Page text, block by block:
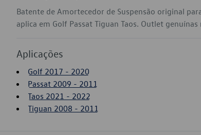
Batente de Amortecedor de Suspensão original
aplica em Golf Passat Tiguan Taos. Outlet
Aplicações
Golf 2017 - 2020
Passat 2009 - 2011
Taos 2021 - 2022
Tiguan 2008 - 2011